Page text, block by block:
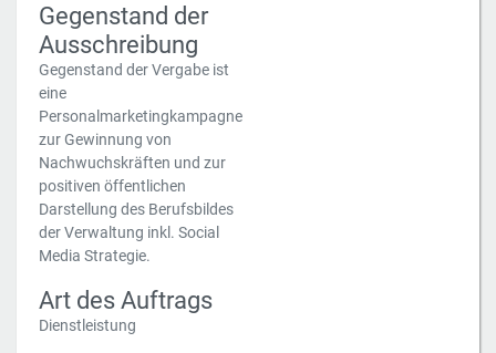
Gegenstand der
Ausschreibung
Gegenstand der Vergabe ist
eine
Personalmarketingkampagne
zur Gewinnung von
Nachwuchskräften und zur
positiven öffentlichen
Darstellung des Berufsbildes
der Verwaltung inkl. Social
Media Strategie.
Art des Auftrags
Dienstleistung